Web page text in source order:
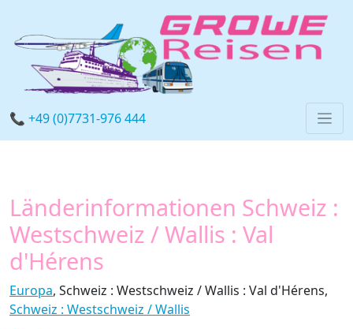
📞 +49 (0)7731-976 444
Länderinformationen Schweiz :
Westschweiz / Wallis : Val
d'Hérens
Europa, Schweiz : Westschweiz / Wallis : Val d'Hérens,
Schweiz : Westschweiz / Wallis